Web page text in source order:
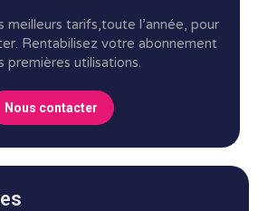
meilleurs tarifs,toute l’année, pour
Rentabilisez votre abonnement
premières utilisations.
Nous contacter